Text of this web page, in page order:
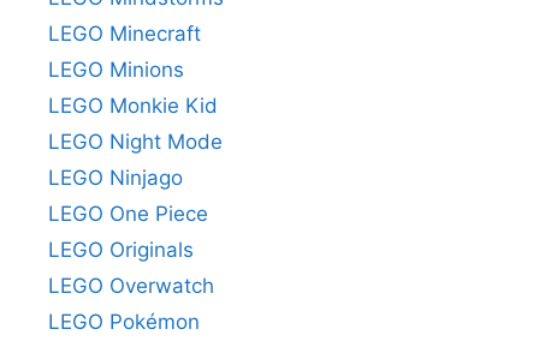
LEGO Minecraft
LEGO Minions
LEGO Monkie Kid
LEGO Night Mode
LEGO Ninjago
LEGO One Piece
LEGO Originals
LEGO Overwatch
LEGO Pokémon